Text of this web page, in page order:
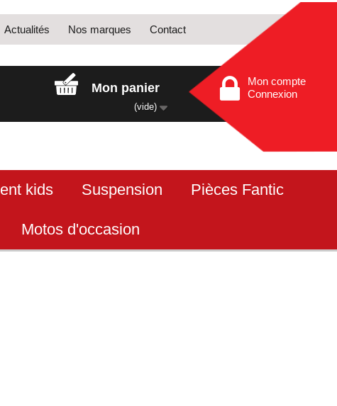
Actualités Nos marques Contact
Mon panier
(vide)
Mon compte
Connexion
kids Suspension Pièces Fantic
Motos d'occasion